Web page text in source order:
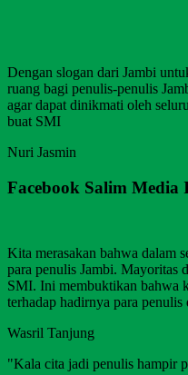
Dengan slogan dari Jambi
ruang bagi penulis-penulis
agar dapat dinikmati oleh
buat SMI
Nuri Jasmin
Facebook Salim Media
Kita merasakan bahwa dalam
para penulis Jambi. Mayoritas
SMI. Ini membuktikan bahwa
terhadap hadirnya para penulis
Wasril Tanjung
"Kala cita jadi penulis hampir